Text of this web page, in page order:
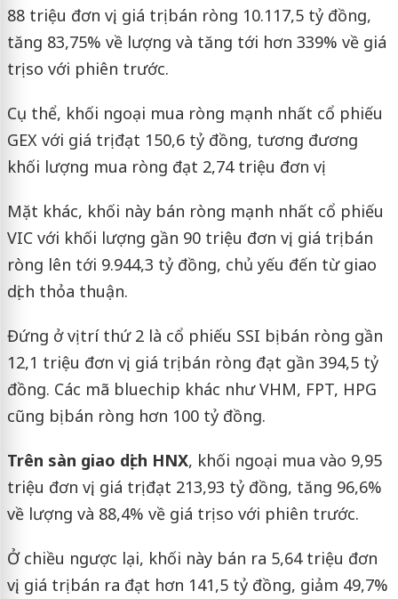
88 triệu đơn vị, giá trị bán ròng 10.117,5 tỷ đồng,
tăng 83,75% về lượng và tăng tới hơn 339% về giá
trị so với phiên trước.
Cụ thể, khối ngoại mua ròng mạnh nhất cổ phiếu
GEX với giá trị đạt 150,6 tỷ đồng, tương đương
khối lượng mua ròng đạt 2,74 triệu đơn vị.
Mặt khác, khối này bán ròng mạnh nhất cổ phiếu
VIC với khối lượng gần 90 triệu đơn vị, giá trị bán
ròng lên tới 9.944,3 tỷ đồng, chủ yếu đến từ giao
dịch thỏa thuận.
Đứng ở vị trí thứ 2 là cổ phiếu SSI bị bán ròng gần
12,1 triệu đơn vị, giá trị bán ròng đạt gần 394,5 tỷ
đồng. Các mã bluechip khác như VHM, FPT, HPG
cũng bị bán ròng hơn 100 tỷ đồng.
Trên sàn giao dịch HNX, khối ngoại mua vào 9,95
triệu đơn vị, giá trị đạt 213,93 tỷ đồng, tăng 96,6%
về lượng và 88,4% về giá trị so với phiên trước.
Ở chiều ngược lại, khối này bán ra 5,64 triệu đơn
vị, giá trị bán ra đạt hơn 141,5 tỷ đồng, giảm 49,7%